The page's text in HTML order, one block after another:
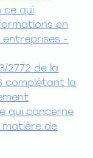
ce qui
en
entreprises -
2772 de la
complétant la
qui concerne
matière de